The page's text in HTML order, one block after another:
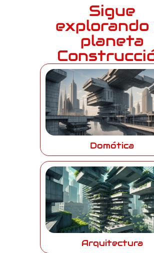
Sigue
explorando
planeta
Domótica
Arquitectura